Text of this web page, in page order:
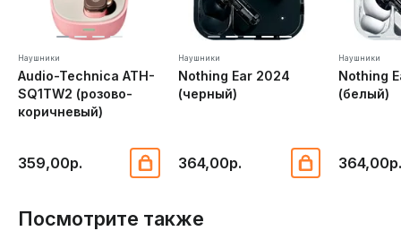
Наушники
Audio-Technica ATH-
SQ1TW2 (розово-
коричневый)
359,00р.
Наушники
Nothing Ear 2024
(черный)
364,00р.
Наушники
Nothing
(белый)
Посмотрите также